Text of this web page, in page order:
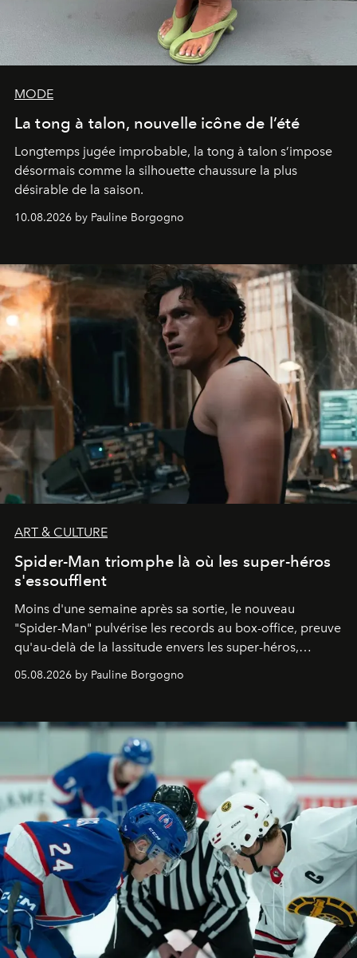
MODE
La tong à talon, nouvelle icône de l’été
Longtemps jugée improbable, la tong à talon s’impose
désormais comme la silhouette chaussure la plus
désirable de la saison.
10.08.2026 by Pauline Borgogno
ART & CULTURE
Spider-Man triomphe là où les super-héros
s'essoufflent
Moins d'une semaine après sa sortie, le nouveau
"Spider-Man" pulvérise les records au box-office, preuve
qu'au-delà de la lassitude envers les super-héros,
certains personnages continuent de susciter une ferveur
05.08.2026 by Pauline Borgogno